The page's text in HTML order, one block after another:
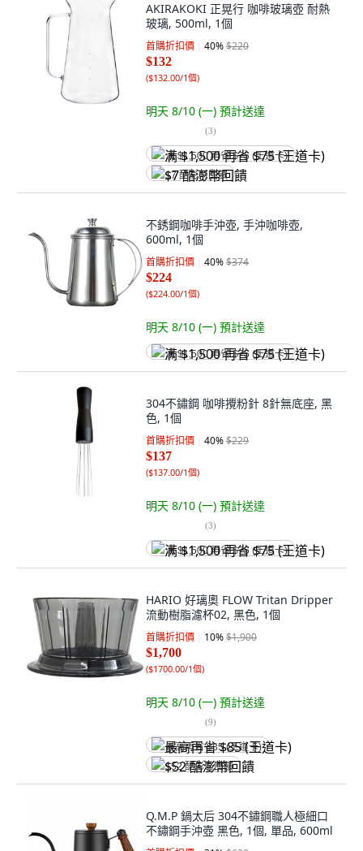
AKIRAKOKI 正晃行 咖啡玻璃壺 耐熱
玻璃, 500ml, 1個
首購折扣價 40%$220
$132
($132.00/1個)
明天 8/10 (一) 預計送達
(3)
满 $1,500 再省 $75 (王道卡)
$7 酷澎幣回饋
不銹鋼咖啡手沖壺, 手沖咖啡壺,
600ml, 1個
首購折扣價 40%$374
$224
($224.00/1個)
明天 8/10 (一) 預計送達
满 $1,500 再省 $75 (王道卡)
304不鏽鋼 咖啡攪粉針 8針無底座, 黑
色, 1個
首購折扣價 40%$229
$137
($137.00/1個)
明天 8/10 (一) 預計送達
(3)
满 $1,500 再省 $75 (王道卡)
HARIO 好璃奧 FLOW Tritan Dripper
流動樹脂濾杯02, 黑色, 1個
首購折扣價 10%$1,900
$1,700
($1700.00/1個)
明天 8/10 (一) 預計送達
(9)
最高再省 $85 (王道卡)
$52 酷澎幣回饋
Q.M.P 鍋太后 304不鏽鋼職人極細口
不鏽鋼手沖壺 黑色, 1個, 單品, 600ml